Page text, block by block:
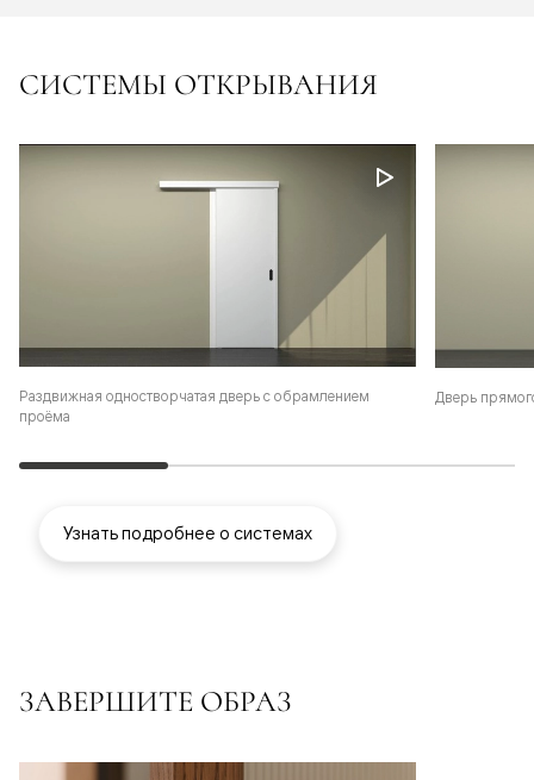
СИСТЕМЫ ОТКРЫВАНИЯ
Раздвижная одностворчатая дверь с обрамлением
проёма
Дверь
Узнать подробнее о системах
ЗАВЕРШИТЕ ОБРАЗ